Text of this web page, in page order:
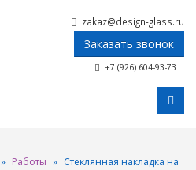
zakaz@design-glass.ru
Заказать звонок
+7 (926) 604-93-73
» Работы » Стеклянная накладка на